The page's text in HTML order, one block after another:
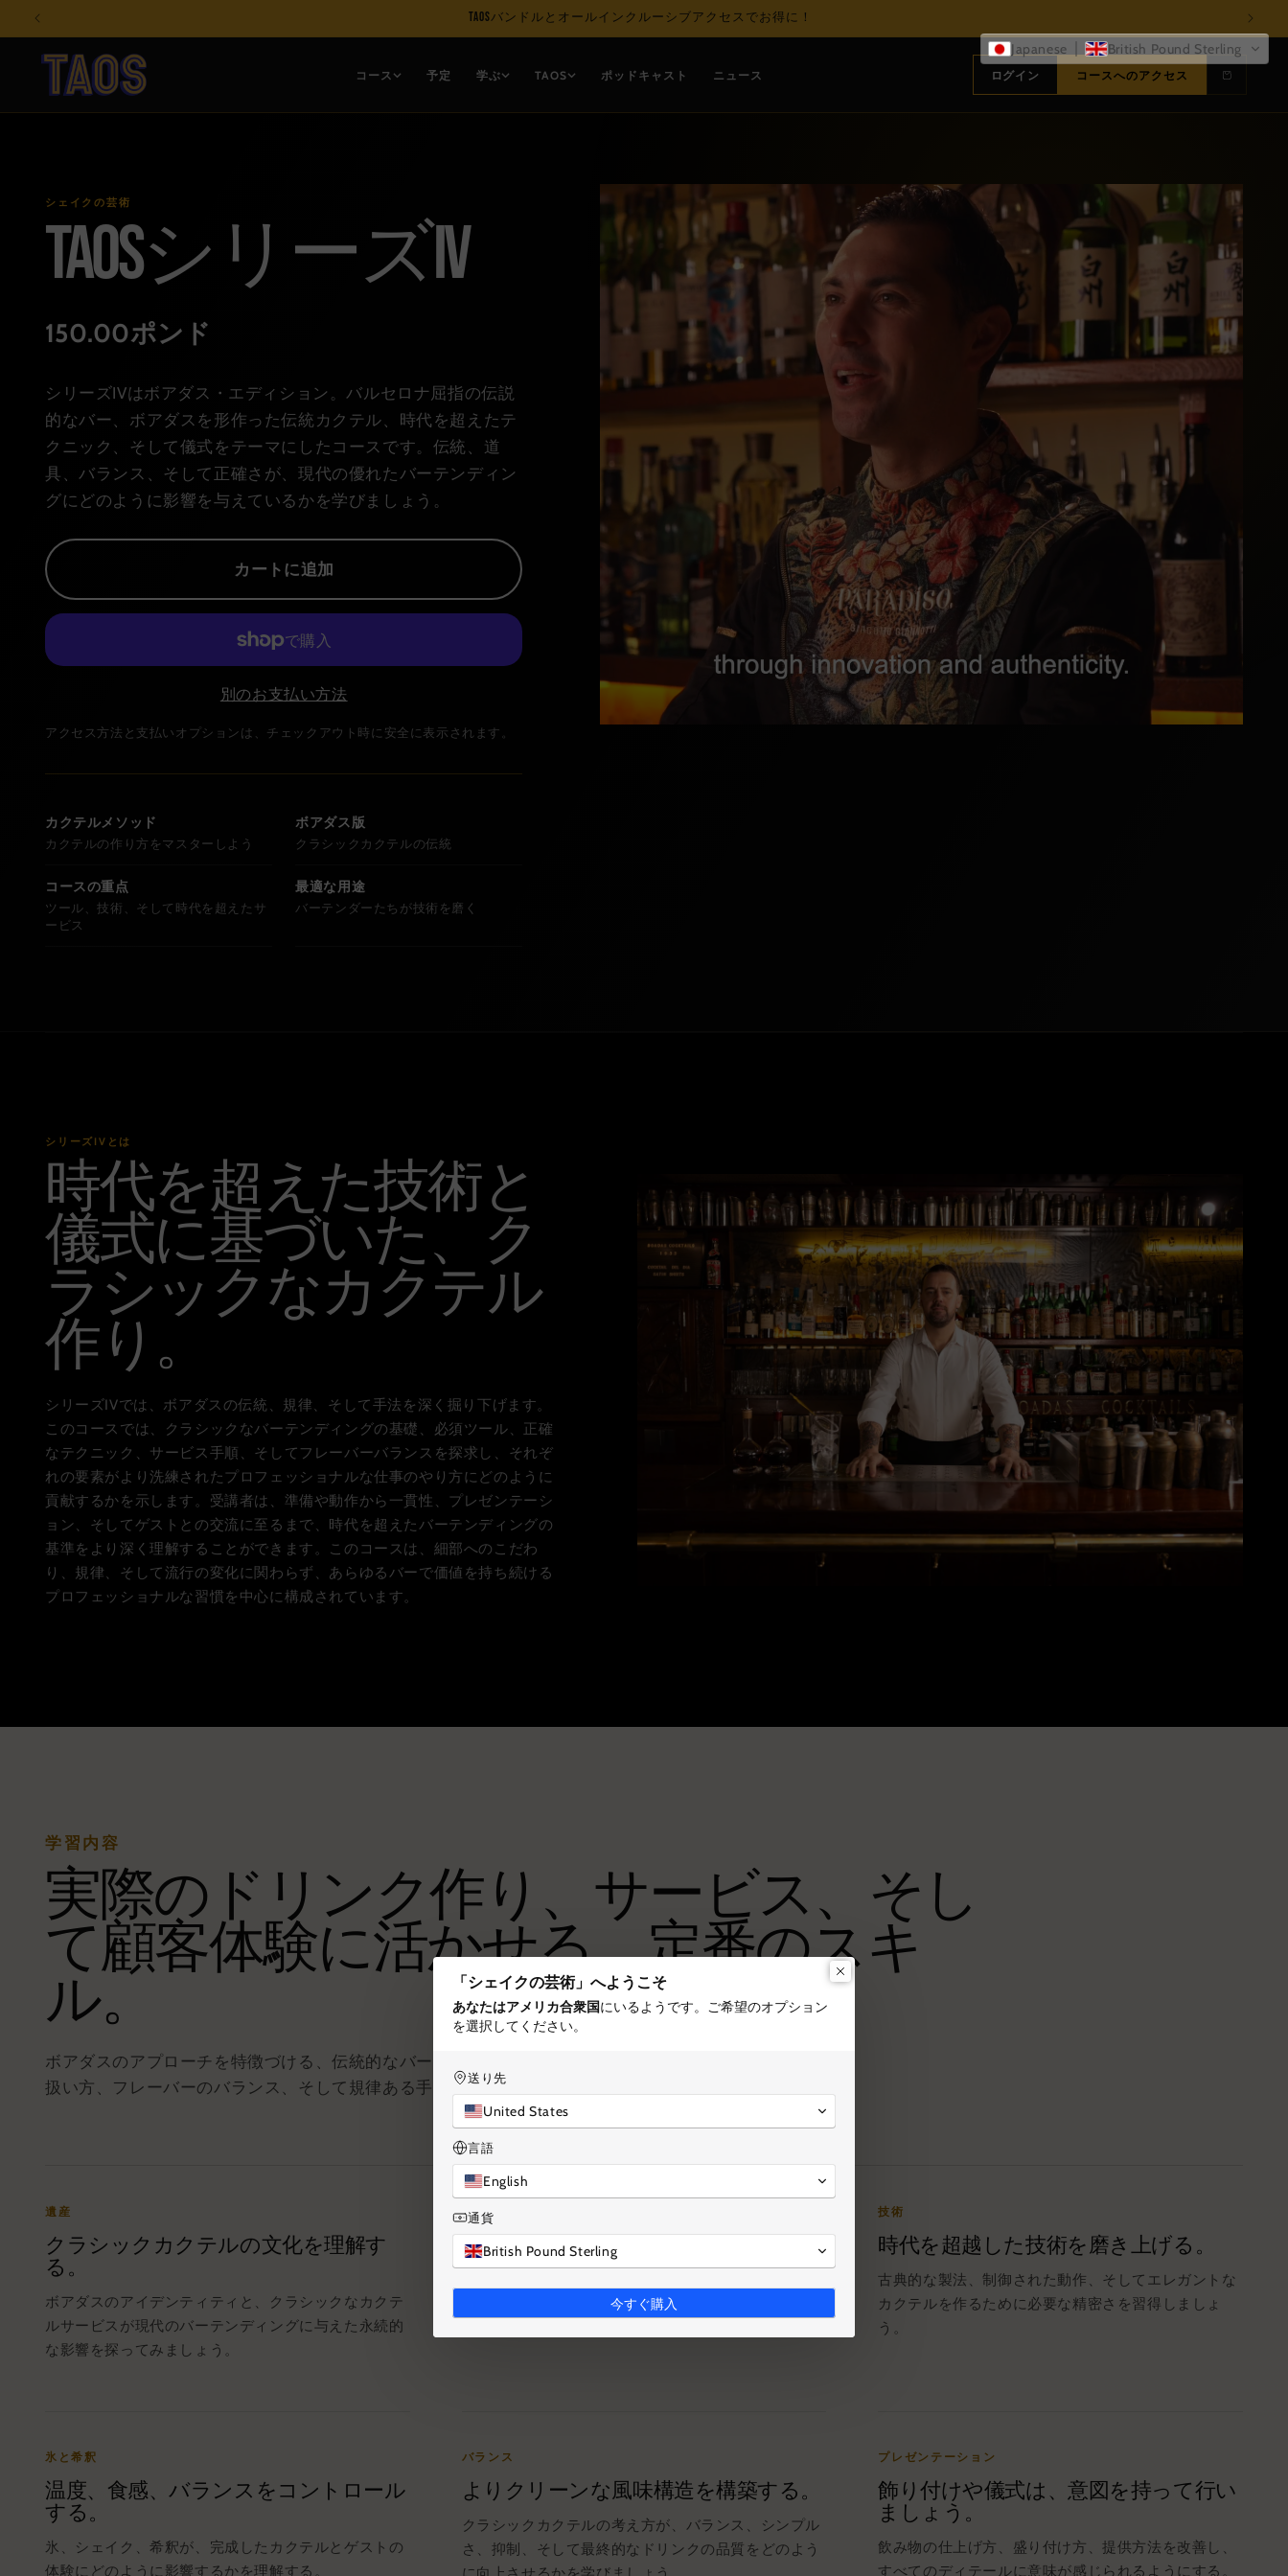
ンツに
進む
TAOSで自分のペースでオンライン学習
コース 予定 学ぶ TAOS ポッドキャスト ニュース ログイン コースへのアクセス
シェイクの芸術
TAOSシリーズIV
150.00ポンド
シリーズIVはボアダス・エディション。バルセロナ屈指の伝説
的なバー、ボアダスを形作った伝統カクテル、時代を超えたテ
クニック、そして儀式をテーマにしたコースです。伝統、道
具、バランス、そして正確さが、現代の優れたバーテンディン
グにどのように影響を与えているかを学びましょう。
カートに追加
別のお支払い方法
アクセス方法と支払いオプションは、チェックアウト時に安全に表示されます。
カクテルメソッド
カクテルの作り方をマスターしよう
ボアダス版
クラシックカクテルの伝統
コースの重点
ツール、技術、そして時代を超えたサ
ービス
最適な用途
バーテンダーたちが技術を磨く
シリーズIVとは
時代を超えた技術と
儀式に基づいた、ク
ラシックなカクテル
作り。
シリーズIVでは、ボアダスの伝統、規律、そして手法を深く掘り下げます。
このコースでは、クラシックなバーテンディングの基礎、必須ツール、正確
なテクニック、サービス手順、そしてフレーバーバランスを探求し、それぞ
れの要素がより洗練されたプロフェッショナルな仕事のやり方にどのように
貢献するかを示します。受講者は、準備や動作から一貫性、プレゼンテーシ
ョン、そしてゲストとの交流に至るまで、時代を超えたバーテンディングの
基準をより深く理解することができます。このコースは、細部へのこだわ
り、規律、そして流行の変化に関わらず、あらゆるバーで価値を持ち続ける
プロフェッショナルな習慣を中心に構成されています。
学習内容
実際のドリンク作り、サービス、そし
て顧客体験に活かせる、定番のスキ
ル。
ボアダスのアプローチを特徴づける、伝統的なバーテンディング技術、正確なサービス手順、必須ツールの
扱い方、フレーバーのバランス、そして規律ある手法を学びましょう。
遺産
クラシックカクテルの文化を理解す
る。
ボアダスのアイデンティティと、クラシックなカクテ
ルサービスが現代のバーテンディングに与えた永続的
な影響を探ってみましょう。
ツール
バーツールをより効果的に活用しまし
ょう。
プロのカクテル作りに必要な道具、動作、そして細部
技術
時代を超越した技術を磨き上げる。
古典的な製法、制御された動作、そしてエレガントな
カクテルを作るために必要な精密さを習得しましょ
う。
氷と希釈
温度、食感、バランスをコントロール
する。
氷、シェイク、希釈が、完成したカクテルとゲストの
体験にどのように影響するかを理解する。
バランス
よりクリーンな風味構造を構築する。
クラシックカクテルの考え方が、バランス、シンプル
さ、抑制、そして最終的なドリンクの品質をどのよう
プレゼンテーション
飾り付けや儀式は、意図を持って行い
ましょう。
飲み物の仕上げ方、盛り付け方、提供方法を​​改善し、
すべてのディテールに意味が感じられるようにする。
Japanese British Pound Sterling
「シェイクの芸術」へようこそ
あなたはアメリカ合衆国にいるようです。ご希望のオプション
を選択してください。
送り先
United States
言語
English
通貨
British Pound Sterling
今すぐ購入